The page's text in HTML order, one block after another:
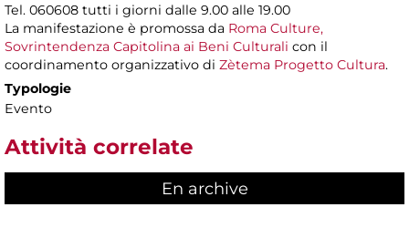
Tel. 060608 tutti i giorni dalle 9.00 alle 19.00
La manifestazione è promossa da Roma Culture,
Sovrintendenza Capitolina ai Beni Culturali con il
coordinamento organizzativo di Zètema Progetto Cultura.
Typologie
Evento
Attività correlate
En archive